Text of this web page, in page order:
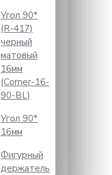
Угол 90*
(R-417)
черный
матовый
16мм
(Corner-16-
90-BL)
Угол 90*
16мм
Фигурный
держатель